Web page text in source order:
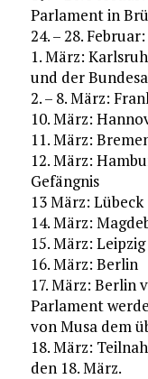
Parlament in
24. – 28.
1. März:
und der
2. – 8. März:
10. März:
11. März:
12. März:
Gefängnis
13 März: Lübeck
14. März:
15. März: Leipzig
16. März: Berlin
17. März: Berlin
Parlament
von Musa dem
18. März:
den 18. März.